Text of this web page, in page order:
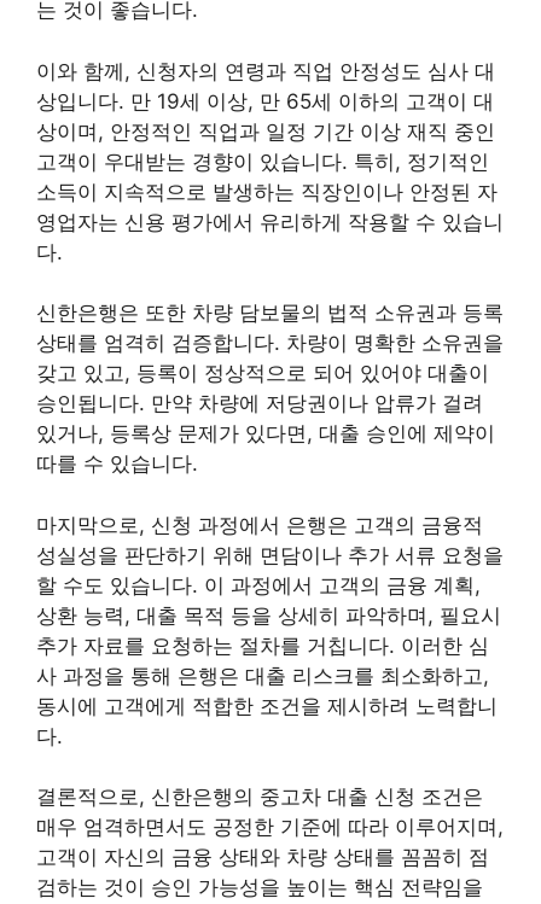
는 것이 좋습니다.
이와 함께, 신청자의 연령과 직업 안정성도 심사 대
상입니다. 만 19세 이상, 만 65세 이하의 고객이 대
상이며, 안정적인 직업과 일정 기간 이상 재직 중인
고객이 우대받는 경향이 있습니다. 특히, 정기적인
소득이 지속적으로 발생하는 직장인이나 안정된 자
영업자는 신용 평가에서 유리하게 작용할 수 있습니
다.
신한은행은 또한 차량 담보물의 법적 소유권과 등록
상태를 엄격히 검증합니다. 차량이 명확한 소유권을
갖고 있고, 등록이 정상적으로 되어 있어야 대출이
승인됩니다. 만약 차량에 저당권이나 압류가 걸려
있거나, 등록상 문제가 있다면, 대출 승인에 제약이
따를 수 있습니다.
마지막으로, 신청 과정에서 은행은 고객의 금융적
성실성을 판단하기 위해 면담이나 추가 서류 요청을
할 수도 있습니다. 이 과정에서 고객의 금융 계획,
상환 능력, 대출 목적 등을 상세히 파악하며, 필요시
추가 자료를 요청하는 절차를 거칩니다. 이러한 심
사 과정을 통해 은행은 대출 리스크를 최소화하고,
동시에 고객에게 적합한 조건을 제시하려 노력합니
다.
결론적으로, 신한은행의 중고차 대출 신청 조건은
매우 엄격하면서도 공정한 기준에 따라 이루어지며,
고객이 자신의 금융 상태와 차량 상태를 꼼꼼히 점
검하는 것이 승인 가능성을 높이는 핵심 전략임을